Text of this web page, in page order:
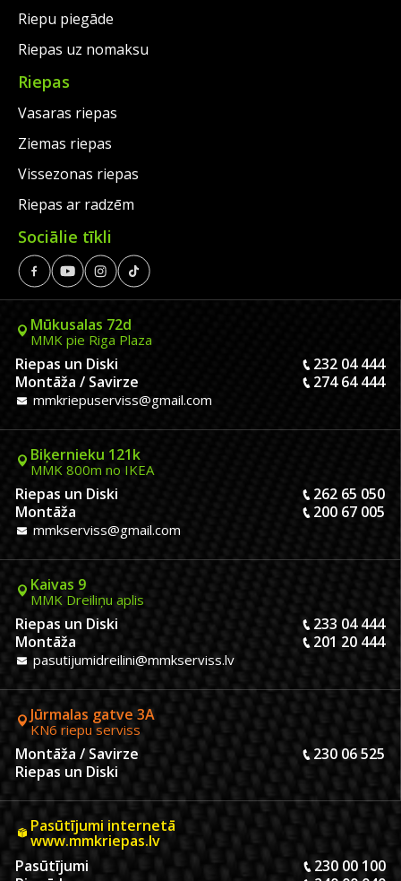
Riepu piegāde
Riepas uz nomaksu
Riepas
Vasaras riepas
Ziemas riepas
Vissezonas riepas
Riepas ar radzēm
Sociālie tīkli
Mūkusalas 72d
MMK pie Riga Plaza
Riepas un Diski
232 04 444
Montāža / Savirze
274 64 444
mmkriepuserviss@gmail.com
Biķernieku 121k
MMK 800m no IKEA
Riepas un Diski
262 65 050
Montāža
200 67 005
mmkserviss@gmail.com
Kaivas 9
MMK Dreiliņu aplis
Riepas un Diski
233 04 444
Montāža
201 20 444
pasutijumidreilini@mmkserviss.lv
Jūrmalas gatve 3A
KN6 riepu serviss
Montāža / Savirze
230 06 525
Riepas un Diski
Pasūtījumi internetā
www.mmkriepas.lv
Pasūtījumi
230 00 100